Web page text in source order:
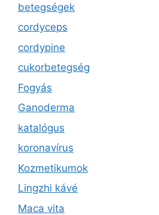
betegségek
cordyceps
cordypine
cukorbetegség
Fogyás
Ganoderma
katalógus
koronavírus
Kozmetikumok
Lingzhi kávé
Maca vita